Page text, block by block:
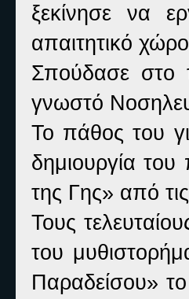
ξεκίνησε να
απαιτητικό
Σπούδασε στο
γνωστό
Το πάθος του
δημιουργία
της Γης» από
Τους
του
Παραδείσου»